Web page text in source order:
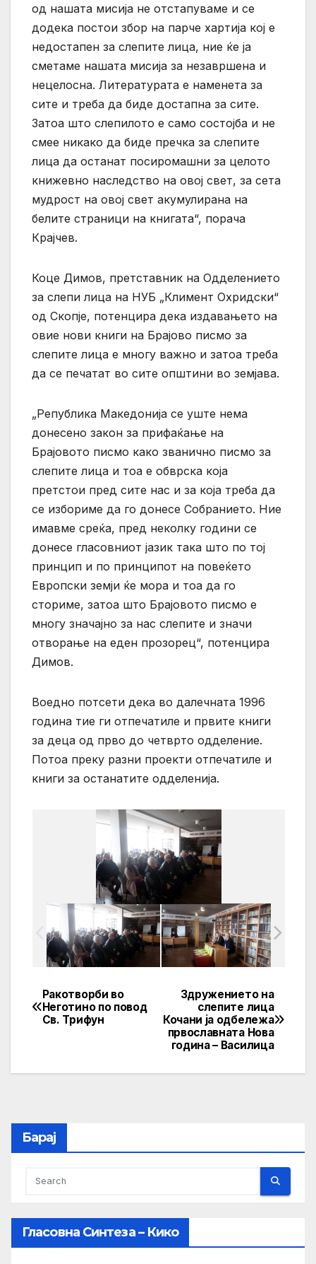
од нашата мисија не отстапуваме и се
додека постои збор на парче хартија кој е
недостапен за слепите лица, ние ќе ја
сметаме нашата мисија за незавршена и
нецелосна. Литературата е наменета за
сите и треба да биде достапна за сите.
Затоа што слепилото е само состојба и не
смее никако да биде пречка за слепите
лица да останат посиромашни за целото
книжевно наследство на овој свет, за сета
мудрост на овој свет акумулирана на
белите страници на книгата“, порача
Крајчев.
Коце Димов, претставник на Одделението
за слепи лица на НУБ „Климент Охридски“
од Скопје, потенцира дека издавањето на
овие нови книги на Брајово писмо за
слепите лица е многу важно и затоа треба
да се печатат во сите општини во земјава.
„Република Македонија се уште нема
донесено закон за прифаќање на
Брајовото писмо како званично писмо за
слепите лица и тоа е обврска која
претстои пред сите нас и за која треба да
се избориме да го донесе Собранието. Ние
имавме среќа, пред неколку години се
донесе гласовниот јазик така што по тој
принцип и по принципот на повеќето
Европски земји ќе мора и тоа да го
сториме, затоа што Брајовото писмо е
многу значајно за нас слепите и значи
отворање на еден прозорец“, потенцира
Димов.
Воедно потсети дека во далечната 1996
година тие ги отпечатиле и првите книги
за деца од прво до четврто одделение.
Потоа преку разни проекти отпечатиле и
книги за останатите одделенија.
Post
navigation
Здружението на
слепите лица
Кочани ја одбележа
првославната Нова
година – Василица
Ракотворби во
Неготино по повод
Св. Трифун
Барај
Гласовна Синтеза – Кико